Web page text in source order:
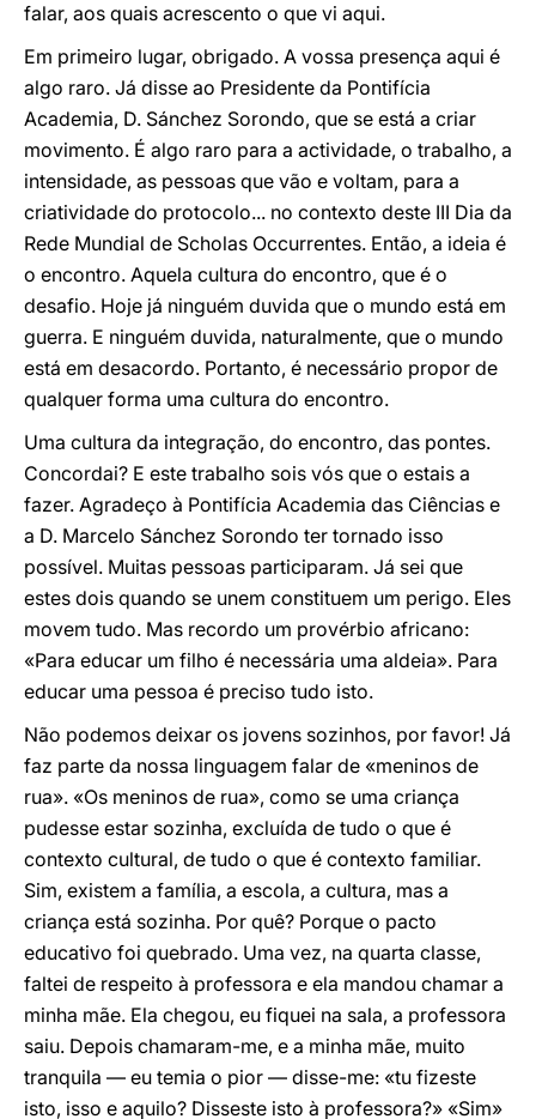
falar, aos quais acrescento o que vi aqui.
Em primeiro lugar, obrigado. A vossa presença aqui é
algo raro. Já disse ao Presidente da Pontifícia
Academia, D. Sánchez Sorondo, que se está a criar
movimento. É algo raro para a actividade, o trabalho, a
intensidade, as pessoas que vão e voltam, para a
criatividade do protocolo... no contexto deste III Dia da
Rede Mundial de Scholas Occurrentes. Então, a ideia é
o encontro. Aquela cultura do encontro, que é o
desafio. Hoje já ninguém duvida que o mundo está em
guerra. E ninguém duvida, naturalmente, que o mundo
está em desacordo. Portanto, é necessário propor de
qualquer forma uma cultura do encontro.
Uma cultura da integração, do encontro, das pontes.
Concordai? E este trabalho sois vós que o estais a
fazer. Agradeço à Pontifícia Academia das Ciências e
a D. Marcelo Sánchez Sorondo ter tornado isso
possível. Muitas pessoas participaram. Já sei que
estes dois quando se unem constituem um perigo. Eles
movem tudo. Mas recordo um provérbio africano:
«Para educar um filho é necessária uma aldeia». Para
educar uma pessoa é preciso tudo isto.
Não podemos deixar os jovens sozinhos, por favor! Já
faz parte da nossa linguagem falar de «meninos de
rua». «Os meninos de rua», como se uma criança
pudesse estar sozinha, excluída de tudo o que é
contexto cultural, de tudo o que é contexto familiar.
Sim, existem a família, a escola, a cultura, mas a
criança está sozinha. Por quê? Porque o pacto
educativo foi quebrado. Uma vez, na quarta classe,
faltei de respeito à professora e ela mandou chamar a
minha mãe. Ela chegou, eu fiquei na sala, a professora
saiu. Depois chamaram-me, e a minha mãe, muito
tranquila — eu temia o pior — disse-me: «tu fizeste
isto, isso e aquilo? Disseste isto à professora?» «Sim»